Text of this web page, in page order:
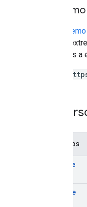
varios
relativos a
Métodos
create
delete